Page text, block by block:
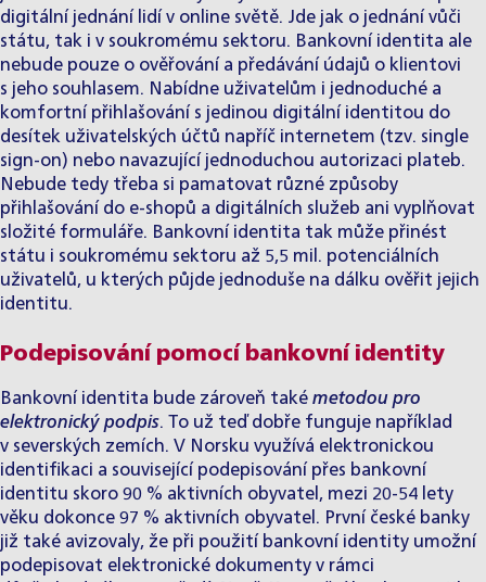
digitální jednání lidí v online světě. Jde jak o jednání vůči
státu, tak i v soukromému sektoru. Bankovní identita ale
nebude pouze o ověřování a předávání údajů o klientovi
s jeho souhlasem. Nabídne uživatelům i jednoduché a
komfortní přihlašování s jedinou digitální identitou do
desítek uživatelských účtů napříč internetem (tzv. single
sign-on) nebo navazující jednoduchou autorizaci plateb.
Nebude tedy třeba si pamatovat různé způsoby
přihlašování do e-shopů a digitálních služeb ani vyplňovat
složité formuláře. Bankovní identita tak může přinést
státu i soukromému sektoru až 5,5 mil. potenciálních
uživatelů, u kterých půjde jednoduše na dálku ověřit jejich
identitu.
Podepisování pomocí bankovní identity
Bankovní identita bude zároveň také metodou pro
elektronický podpis. To už teď dobře funguje například
v severských zemích. V Norsku využívá elektronickou
identifikaci a související podepisování přes bankovní
identitu skoro 90 % aktivních obyvatel, mezi 20-54 lety
věku dokonce 97 % aktivních obyvatel. První české banky
již také avizovaly, že při použití bankovní identity umožní
podepisovat elektronické dokumenty v rámci